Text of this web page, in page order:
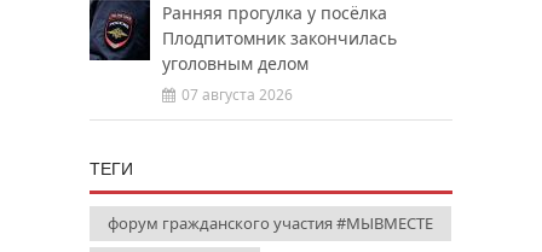
Ранняя прогулка у посёлка
Плодпитомник закончилась
уголовным делом
07 августа 2026
ТЕГИ
форум гражданского участия #МЫВМЕСТЕ